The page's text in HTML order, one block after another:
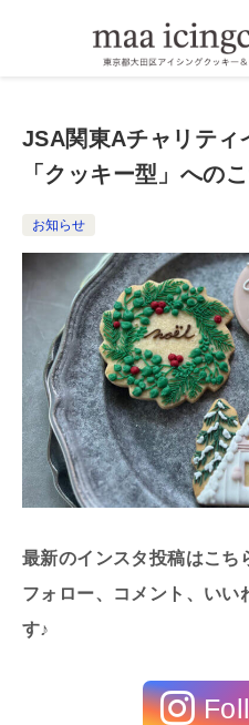
JSA関東Aチャリティ
「クッキー型」への
お知らせ
最新のインスタ投稿はこち
フォロー、コメント、いい
す♪